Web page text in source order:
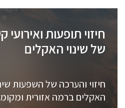
חיזוי תופעות ואירועי
של שינוי האקלים
חיזוי והערכה של השפעות
האקלים ברמה אזורית